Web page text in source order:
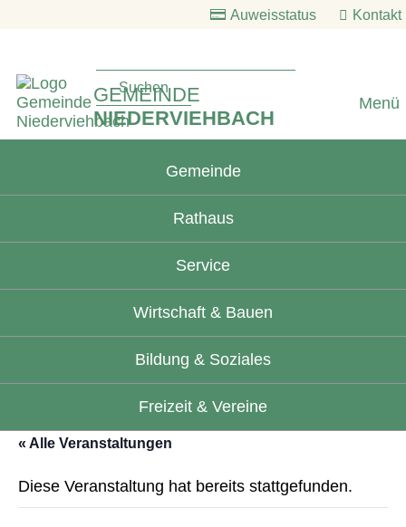
Menü
Auweisstatus Kontakt
GEMEINDE
NIEDERVIEHBACH
Gemeinde
Rathaus
Service
Wirtschaft & Bauen
Bildung & Soziales
Freizeit & Vereine
« Alle Veranstaltungen
Diese Veranstaltung hat bereits stattgefunden.